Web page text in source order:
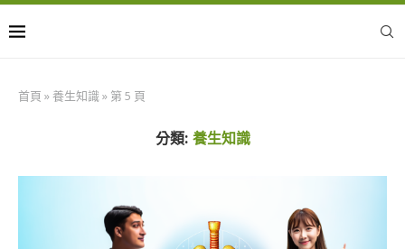
首頁 »養生知識 » 第 5 頁
分類: 養生知識